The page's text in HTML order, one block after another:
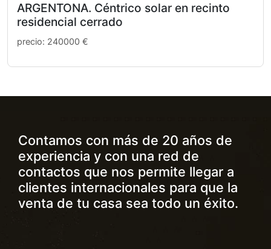
ARGENTONA. Céntrico solar en recinto
residencial cerrado
precio: 240000 €
Contamos con más de 20 años de
experiencia y con una red de
contactos que nos permite llegar a
clientes internacionales para que la
venta de tu casa sea todo un éxito.